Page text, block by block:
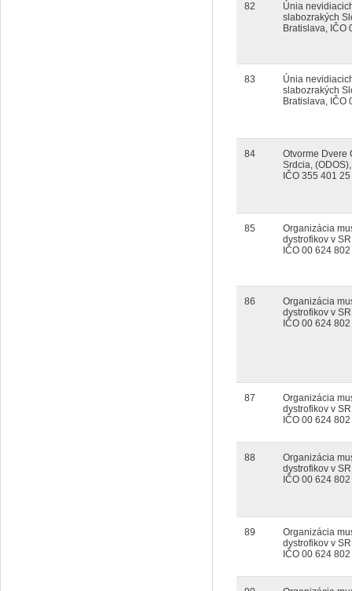
82
Únia
slabozrakých
Bratislava, IČO
83
Únia
slabozrakých
Bratislava, IČO
84
Otvorme Dvere
Srdcia,
IČO 355 401 25
85
Organizácia
dystrofikov v
IČO 00 624 802
86
Organizácia
dystrofikov v
IČO 00 624 802
87
Organizácia
dystrofikov v
IČO 00 624 802
88
Organizácia
dystrofikov v
IČO 00 624 802
89
Organizácia
dystrofikov v
IČO 00 624 802